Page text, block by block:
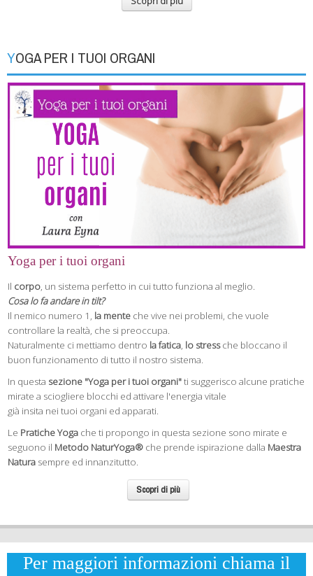
YOGA PER I TUOI ORGANI
Yoga per i tuoi organi
Il corpo, un sistema perfetto in cui tutto funziona al meglio.
Cosa lo fa andare in tilt?
Il nemico numero 1, la mente che vive nei problemi, che vuole
controllare la realtà, che si preoccupa.
Naturalmente ci mettiamo dentro la fatica, lo stressche bloccano il
buon funzionamento di tutto il nostro sistema.
In questa sezione "Yoga per i tuoi organi"ti suggerisco alcune pratiche
mirate a sciogliere blocchi ed attivare l'energia vitale
già insita nei tuoi organi ed apparati.
Le Pratiche Yoga che ti propongo in questa sezione sono mirate e
seguono il Metodo NaturYoga® che prende ispirazione dalla Maestra
Natura sempre ed innanzitutto.
Scopri di più
Per maggiori informazioni chiama il